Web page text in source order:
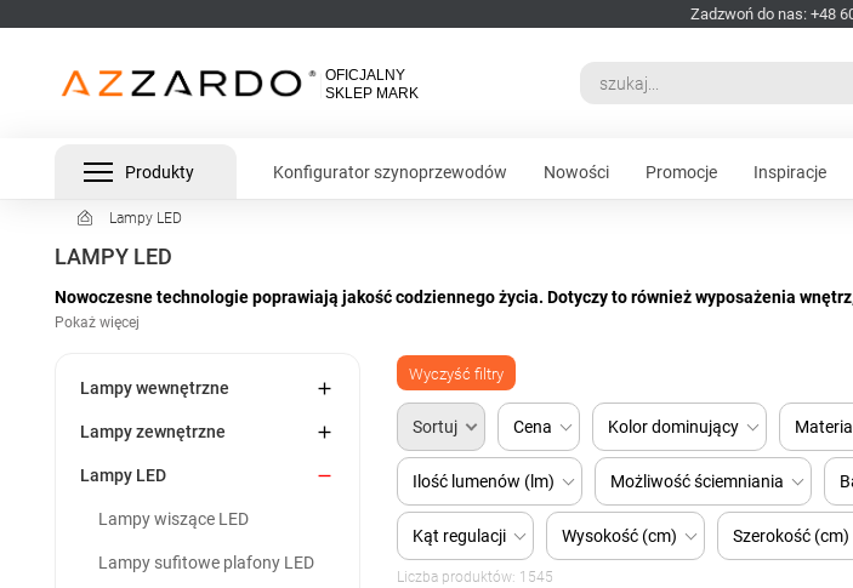
Zadzwoń do nas: +48
Produkty Konfigurator szynoprzewodów Nowości Promocje Inspiracje
Lampy LED
LAMPY LED
Nowoczesne technologie poprawiają jakość codziennego życia. Dotyczy to również wyposażenia
przykład na energooszczędne źródła światła LED oraz praktyczne lampy ledowe. Jakie są zalety
W naszej ofercie znajdziesz szeroki wybór nowoczesnych produktów oświetleniowych wysokiej jakości,
Sprawdzą się jako nowoczesne oświetlenie (oświetlenie meblowe LED, oświetlenie sufitu – oświetlenie
łazienki czy w pomieszczeniach gospodarczych) u nawet najbardziej wymagających klientów.
Lampy wewnętrzne 
Lampy zewnętrzne 
Lampy LED 
Lampy wiszące LED
Lampy sufitowe plafony LED
Wyczyść filtry
Sortuj Cena Kolor dominujący
Ilość lumenów (lm) Możliwość ściemniania
Kąt regulacji Wysokość (cm) Szerokość (cm)
Liczba produktów: 1545